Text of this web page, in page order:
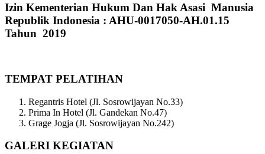
Izin Kementerian Hukum Dan Hak Asasi Manusia
Republik Indonesia : AHU-0017050-AH.01.15
Tahun 2019
TEMPAT PELATIHAN
Regantris Hotel (Jl. Sosrowijayan No.33)
Prima In Hotel (Jl. Gandekan No.47)
Grage Jogja (Jl. Sosrowijayan No.242)
GALERI KEGIATAN